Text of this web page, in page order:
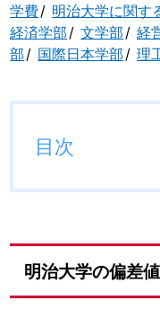
学費
明治大学に関す
経済学部
文学部 経
部
国際日本学部 理
目次
明治大学の偏差